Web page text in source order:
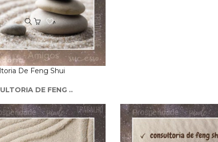
Add
ao
Favoritos
De Feng Shui
DE FENG ..